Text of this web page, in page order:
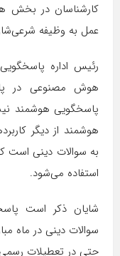
کارشناسان در بخش
عمل به وظیفه
رئیس اداره
هوش مصنوعی در
پاسخگویی هوشمند
هوشمند از دیگر
به سوالات دینی است
استفاده می‌شود.
شایان ذکر است
سوالات دینی در ماه
حتی در تعطیلات